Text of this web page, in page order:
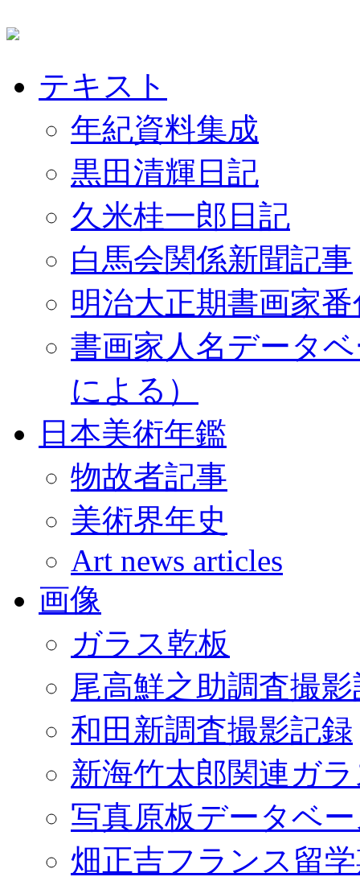
テキスト
年紀資料集成
黒田清輝日記
久米桂一郎日記
白馬会関係新聞記事
明治大正期書画家
書画家人名データ
による）
日本美術年鑑
物故者記事
美術界年史
Art news articles
画像
ガラス乾板
尾高鮮之助調査撮
和田新調査撮影記録
新海竹太郎関連ガ
写真原板データベ
畑正吉フランス留